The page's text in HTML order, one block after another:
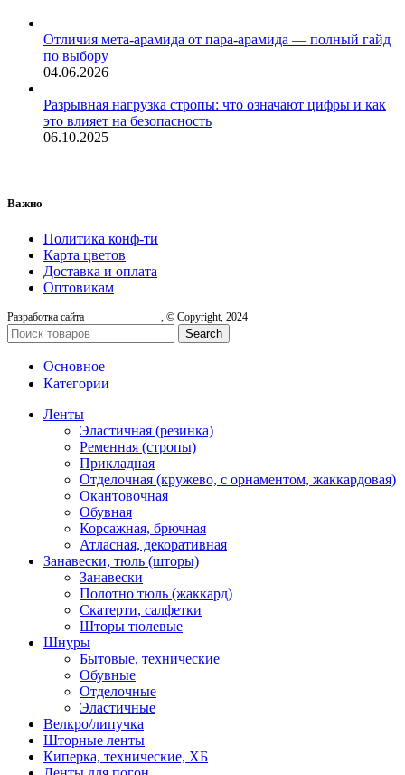
Отличия мета-арамида от пара-арамида — полный гайд
по выбору
04.06.2026
Разрывная нагрузка стропы: что означают цифры и как
это влияет на безопасность
06.10.2025
Важно
Политика конф-ти
Карта цветов
Доставка и оплата
Оптовикам
Разработка сайта , © Copyright, 2024
Search
Основное
Категории
Ленты
Эластичная (резинка)
Ременная (стропы)
Прикладная
Отделочная (кружево, с орнаментом, жаккардовая)
Окантовочная
Обувная
Корсажная, брючная
Атласная, декоративная
Занавески, тюль (шторы)
Занавески
Полотно тюль (жаккард)
Скатерти, салфетки
Шторы тюлевые
Шнуры
Бытовые, технические
Обувные
Отделочные
Эластичные
Велкро/липучка
Шторные ленты
Киперка, технические, ХБ